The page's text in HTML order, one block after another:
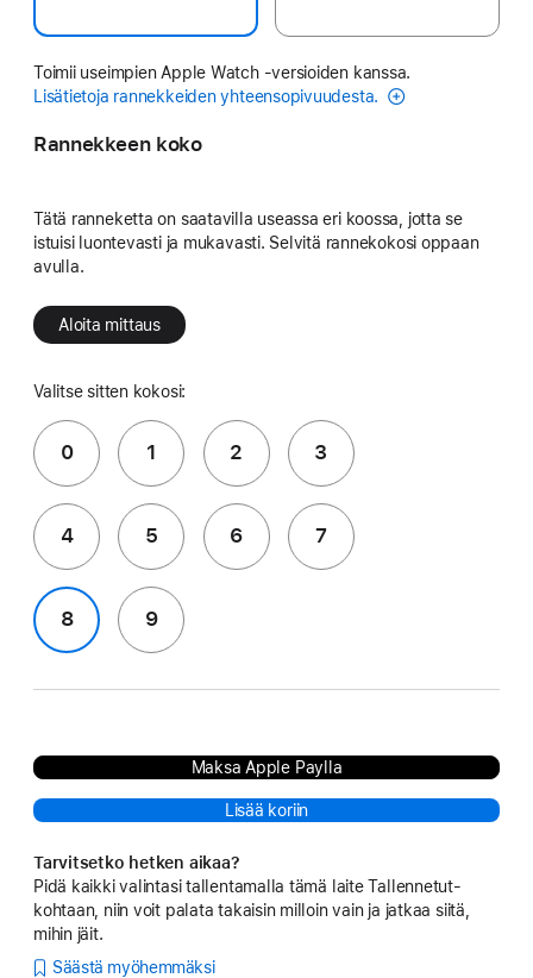
Toimii useimpien Apple Watch ‑versioiden kanssa.
Lisätietoja rannekkeiden yhteensopivuudesta.
Rannekkeen koko
Tätä ranneketta on saatavilla useassa eri koossa, jotta se
istuisi luontevasti ja mukavasti. Selvitä rannekokosi oppaan
avulla.
Aloita mittaus
Valitse sitten kokosi:
0 1 2 3
4 5 6 7
8 9
Maksa Apple Paylla
Lisää koriin
Tarvitsetko hetken aikaa?
Pidä kaikki valintasi tallentamalla tämä laite Tallennetut-
kohtaan, niin voit palata takaisin milloin vain ja jatkaa siitä,
mihin jäit.
Säästä myöhemmäksi